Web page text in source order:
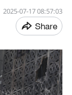
08:57:03 2025-07-17
Share